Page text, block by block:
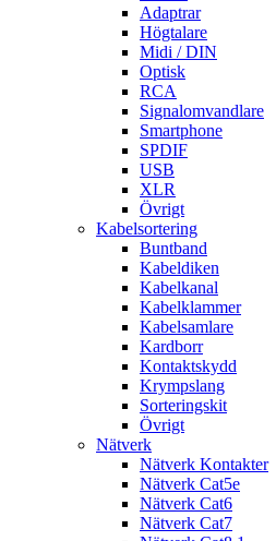
Adaptrar
Högtalare
Midi / DIN
Optisk
RCA
Signalomvandlare
Smartphone
SPDIF
USB
XLR
Övrigt
Kabelsortering
Buntband
Kabeldiken
Kabelkanal
Kabelklammer
Kabelsamlare
Kardborr
Kontaktskydd
Krympslang
Sorteringskit
Övrigt
Nätverk
Nätverk Kontakter
Nätverk Cat5e
Nätverk Cat6
Nätverk Cat7